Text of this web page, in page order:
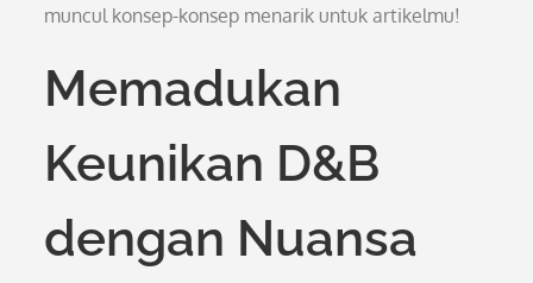
muncul konsep-konsep menarik untuk artikelmu!
Memadukan
Keunikan D&B
dengan Nuansa